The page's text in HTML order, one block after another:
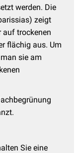
werden. Die
zeigt
auf trockenen
flächig aus. Um
sie am
Sie eine